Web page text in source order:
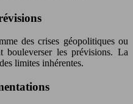
des crises géopolitiques ou
bouleverser les prévisions. La
limites inhérentes.